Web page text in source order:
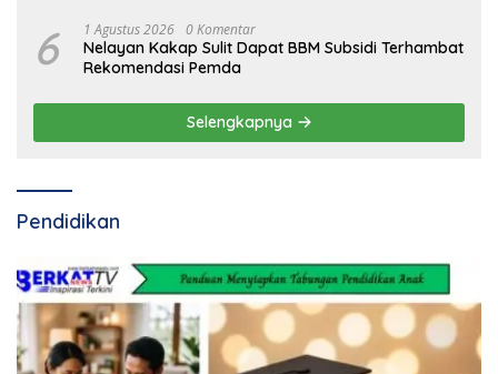
6 1 Agustus 2026 0 Komentar
Nelayan Kakap Sulit Dapat BBM Subsidi Terhambat
Rekomendasi Pemda
Selengkapnya
Pendidikan